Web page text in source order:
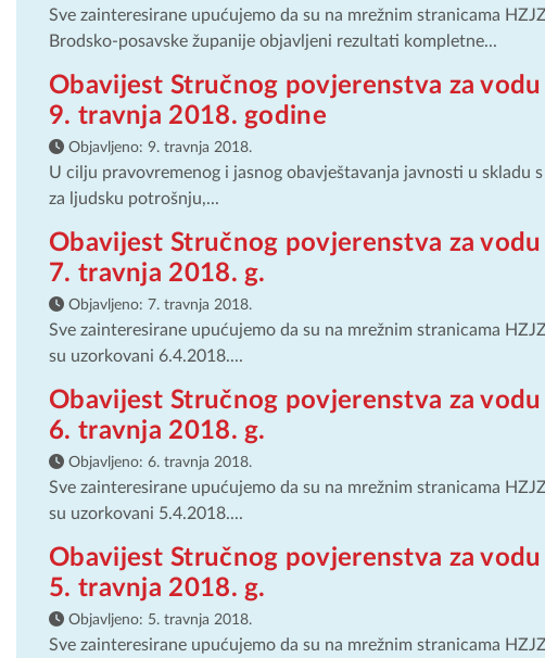
Sve zainteresirane upućujemo da su na mrežnim stranicama
Brodsko-posavske županije objavljeni rezultati kompletne...
Obavijest Stručnog povjerenstva za
9. travnja 2018. godine
Objavljeno: 9. travnja 2018.
U cilju pravovremenog i jasnog obavještavanja javnosti u skladu
za ljudsku potrošnju,...
Obavijest Stručnog povjerenstva za
7. travnja 2018. g.
Objavljeno: 7. travnja 2018.
Sve zainteresirane upućujemo da su na mrežnim stranicama
su uzorkovani 6.4.2018....
Obavijest Stručnog povjerenstva za
6. travnja 2018. g.
Objavljeno: 6. travnja 2018.
Sve zainteresirane upućujemo da su na mrežnim stranicama
su uzorkovani 5.4.2018....
Obavijest Stručnog povjerenstva za
5. travnja 2018. g.
Objavljeno: 5. travnja 2018.
Sve zainteresirane upućujemo da su na mrežnim stranicama